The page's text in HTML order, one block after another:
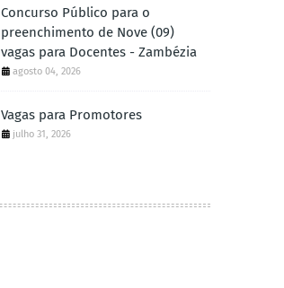
Concurso Público para o
preenchimento de Nove (09)
vagas para Docentes - Zambézia
agosto 04, 2026
Vagas para Promotores
julho 31, 2026